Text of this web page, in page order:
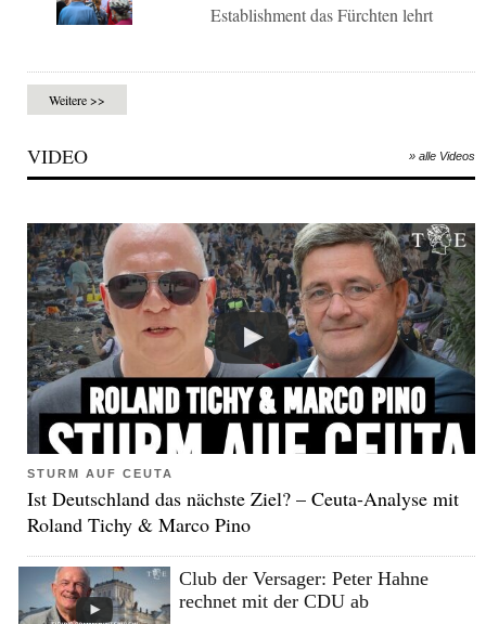
Establishment das Fürchten lehrt
Weitere >>
VIDEO » alle Videos
STURM AUF CEUTA
Ist Deutschland das nächste Ziel? – Ceuta-Analyse mit
Roland Tichy & Marco Pino
Club der Versager: Peter Hahne
rechnet mit der CDU ab